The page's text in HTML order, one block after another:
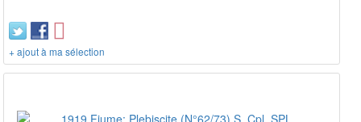
+ ajout à ma sélection